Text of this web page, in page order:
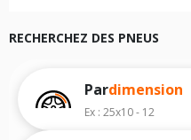
Il n'est pas toujours évident de s'y
pneumatiques. Grâce à notre
de votre quad.
Les images du pneu quad, les
modèle, vous permettra de faire
votre
RECHERCHEZ DES PNEUS
Pardimension
Ex : 25x10 - 12